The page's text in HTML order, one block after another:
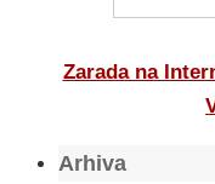
Zarada na
Arhiva